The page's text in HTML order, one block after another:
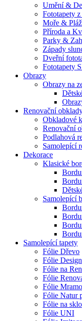
Umění &
Fototapety z
Moře &
Příroda a
Parky &
Západy
Dveřní
Fototapety
Obrazy
Obrazy na
Renovační
Obkladové
Renovační
Podlahová
Samolepící
Dekorace
Klasické
Samolepící
Samolepící tapety
Fólie Dřevo
Fólie Design
Fólie na
Fólie
Fólie
Fólie Natur
Fólie na sklo
Fólie UNI